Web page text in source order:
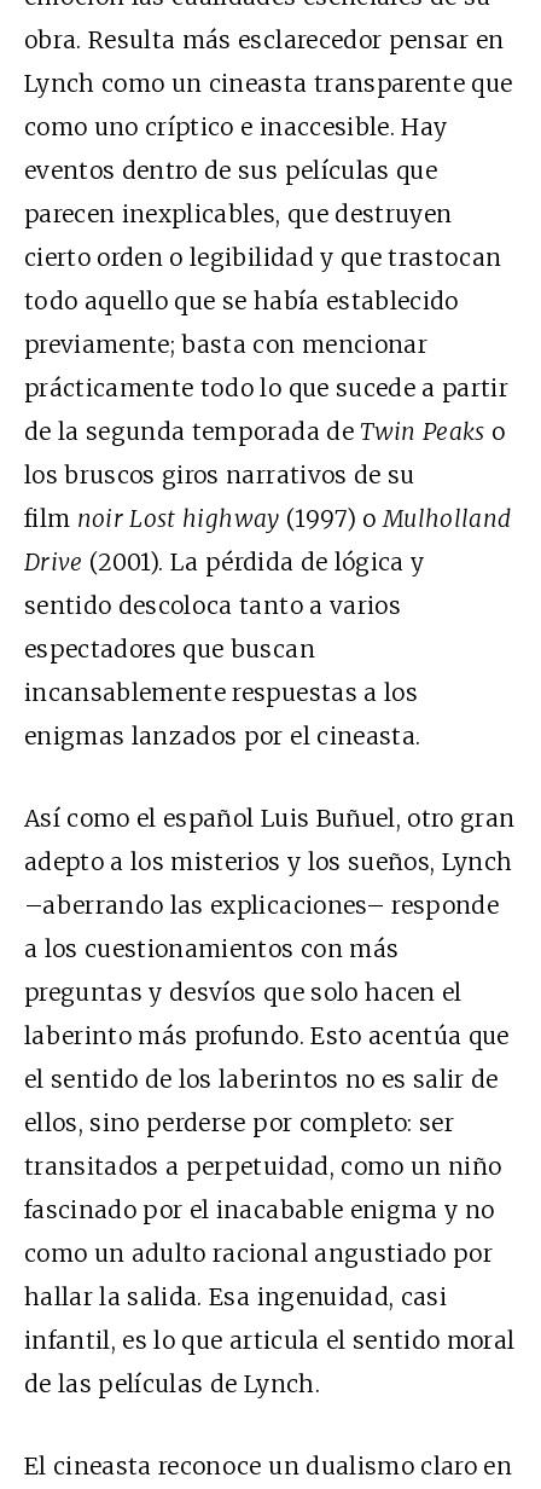
obra. Resulta más esclarecedor pensar en
Lynch como un cineasta transparente que
como uno críptico e inaccesible. Hay
eventos dentro de sus películas que
parecen inexplicables, que destruyen
cierto orden o legibilidad y que trastocan
todo aquello que se había establecido
previamente; basta con mencionar
prácticamente todo lo que sucede a partir
de la segunda temporada deTwin Peaks o
los bruscos giros narrativos de su
film noir Lost highway (1997) oMulholland
Drive (2001). La pérdida de lógica y
sentido descoloca tanto a varios
espectadores que buscan
incansablemente respuestas a los
enigmas lanzados por el cineasta.
Así como el español Luis Buñuel, otro gran
adepto a los misterios y los sueños, Lynch
–aberrando las explicaciones– responde
a los cuestionamientos con más
preguntas y desvíos que solo hacen el
laberinto más profundo. Esto acentúa que
el sentido de los laberintos no es salir de
ellos, sino perderse por completo: ser
transitados a perpetuidad, como un niño
fascinado por el inacabable enigma y no
como un adulto racional angustiado por
hallar la salida. Esa ingenuidad, casi
infantil, es lo que articula el sentido moral
de las películas de Lynch.
El cineasta reconoce un dualismo claro en